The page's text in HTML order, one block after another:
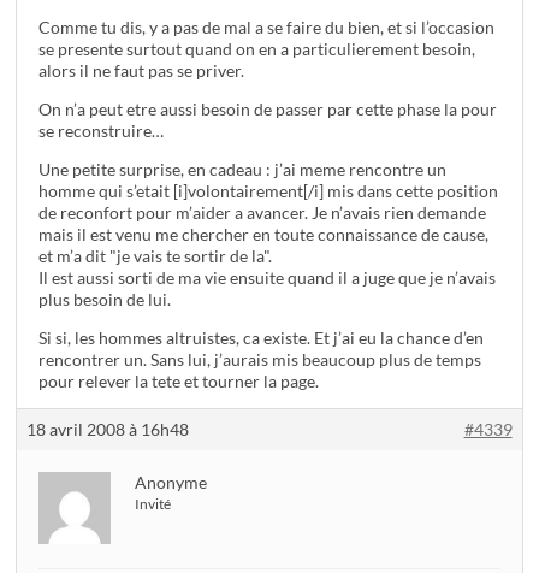
Comme tu dis, y a pas de mal a se faire du bien, et si l’occasion
se presente surtout quand on en a particulierement besoin,
alors il ne faut pas se priver.
On n’a peut etre aussi besoin de passer par cette phase la pour
se reconstruire…
Une petite surprise, en cadeau : j’ai meme rencontre un
homme qui s’etait [i]volontairement[/i] mis dans cette position
de reconfort pour m’aider a avancer. Je n’avais rien demande
mais il est venu me chercher en toute connaissance de cause,
et m’a dit "je vais te sortir de la".
Il est aussi sorti de ma vie ensuite quand il a juge que je n’avais
plus besoin de lui.
Si si, les hommes altruistes, ca existe. Et j’ai eu la chance d’en
rencontrer un. Sans lui, j’aurais mis beaucoup plus de temps
pour relever la tete et tourner la page.
18 avril 2008 à 16h48 #4339
Anonyme
Invité